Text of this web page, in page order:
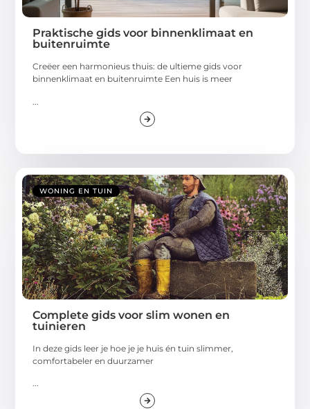
Praktische gids voor binnenklimaat en
buitenruimte
Creëer een harmonieus thuis: de ultieme gids voor
binnenklimaat en buitenruimte Een huis is meer
WONING EN TUIN
Complete gids voor slim wonen en
tuinieren
In deze gids leer je hoe je je huis én tuin slimmer,
comfortabeler en duurzamer